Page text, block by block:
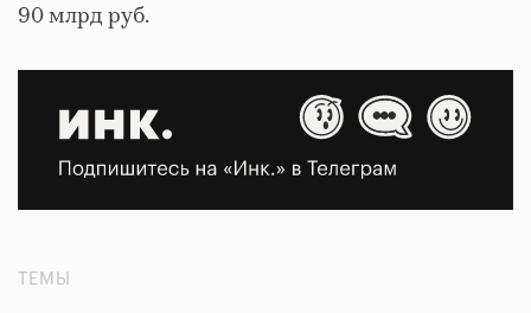
90 млрд руб.
ТЕМЫ